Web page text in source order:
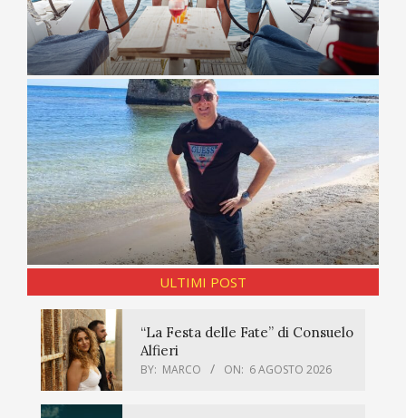
ULTIMI POST
“La Festa delle Fate” di Consuelo
Alfieri
BY: MARCO ON: 6 AGOSTO 2026